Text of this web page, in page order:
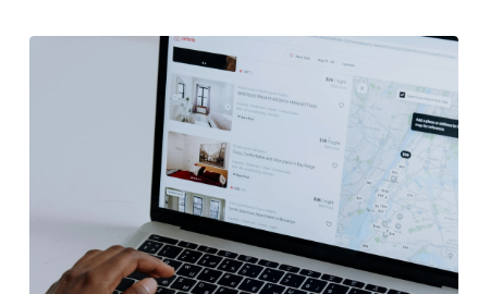
at the front immediately appeals to the
in appliances and the room gives a spacious
both with fitted wardrobes and bathrooms
has underfloor heating and a lighting plan is
a feeling of elegance and luxury.
at Herengracht 539 – 543 and the
house numbers 98, 100 to 104 and 106,